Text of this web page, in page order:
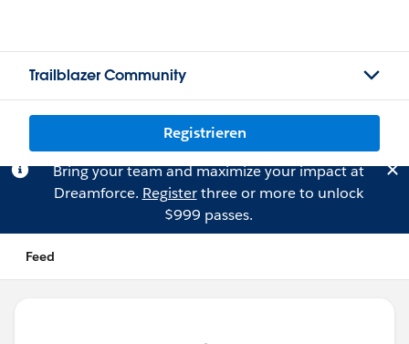
Trailblazer Community
Registrieren
Bring your team and maximize your impact at
Dreamforce. Registerthree or more to unlock
$999 passes.
Feed